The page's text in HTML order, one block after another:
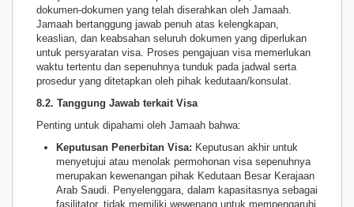
dokumen-dokumen yang telah diserahkan oleh Jamaah.
Jamaah bertanggung jawab penuh atas kelengkapan,
keaslian, dan keabsahan seluruh dokumen yang diperlukan
untuk persyaratan visa. Proses pengajuan visa memerlukan
waktu tertentu dan sepenuhnya tunduk pada jadwal serta
prosedur yang ditetapkan oleh pihak kedutaan/konsulat.
8.2. Tanggung Jawab terkait Visa
Penting untuk dipahami oleh Jamaah bahwa:
Keputusan Penerbitan Visa: Keputusan akhir untuk
menyetujui atau menolak permohonan visa sepenuhnya
merupakan kewenangan pihak Kedutaan Besar Kerajaan
Arab Saudi. Penyelenggara, dalam kapasitasnya sebagai
fasilitator, tidak memiliki wewenang untuk mempengaruhi